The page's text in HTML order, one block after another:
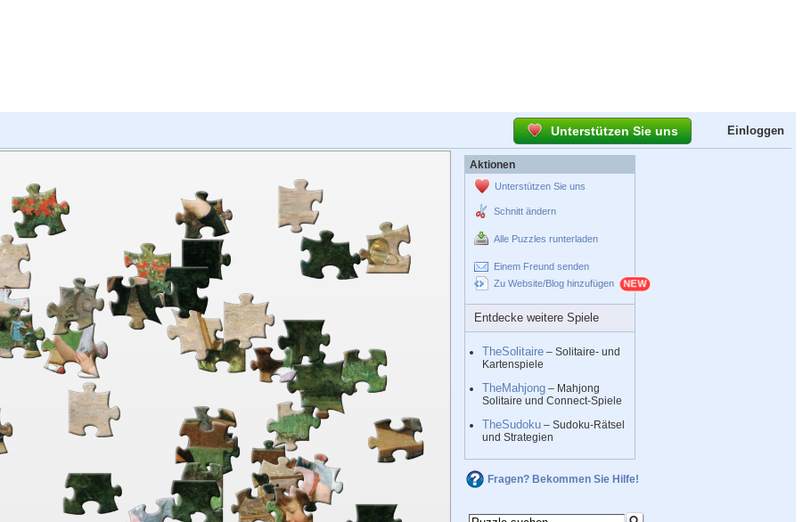
Unterstützen Sie uns Einloggen
Aktionen
Unterstützen Sie uns
Schnitt ändern
Alle Puzzles runterladen
Einem Freund senden
Zu Website/Blog hinzufügen
Entdecke weitere Spiele
TheSolitaire – Solitaire- und
Kartenspiele
TheMahjong – Mahjong
Solitaire und Connect-Spiele
TheSudoku – Sudoku-Rätsel
und Strategien
Fragen? Bekommen Sie Hilfe!